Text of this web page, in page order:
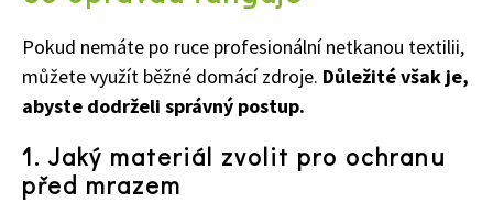
Pokud nemáte po ruce profesionální netkanou textilii,
můžete využít běžné domácí zdroje. Důležité však je,
abyste dodrželi správný postup.
1.Jaký materiál zvolit pro ochranu
před mrazem